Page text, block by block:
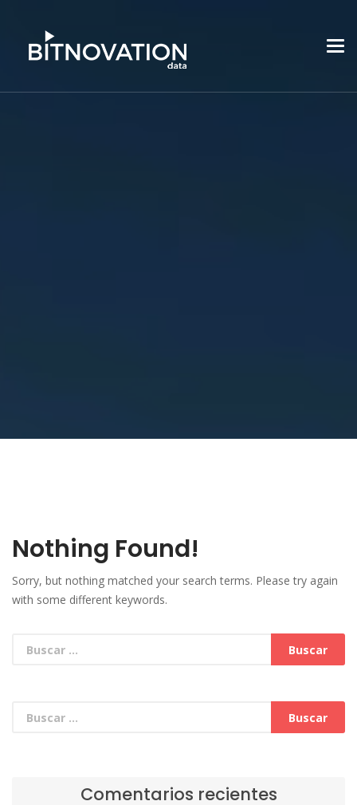
Nothing Found!
Sorry, but nothing matched your search terms. Please try again
with some different keywords.
Comentarios recientes